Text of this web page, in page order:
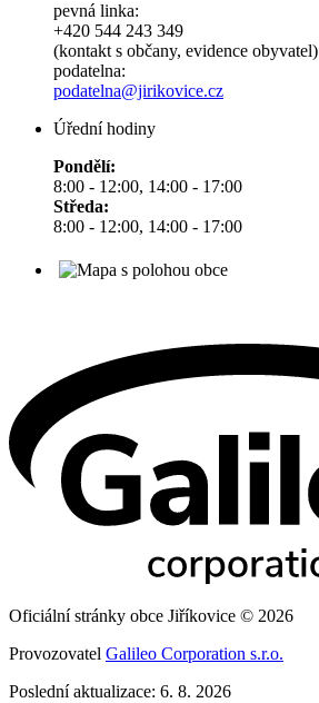
pevná linka:
+420 544 243 349
(kontakt s občany, evidence obyvatel)
podatelna:
podatelna@jirikovice.cz
Úřední hodiny
Pondělí:
8:00 - 12:00, 14:00 - 17:00
Středa:
8:00 - 12:00, 14:00 - 17:00
Oficiální stránky obce Jiříkovice © 2026
Provozovatel Galileo Corporation s.r.o.
Poslední aktualizace: 6. 8. 2026